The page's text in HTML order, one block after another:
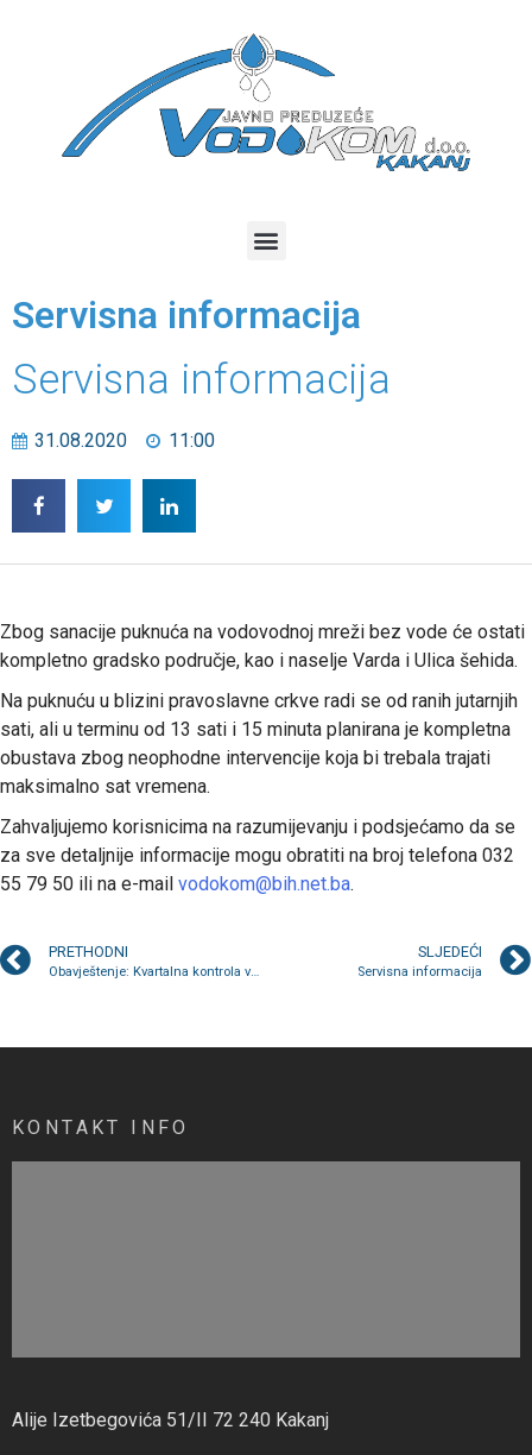
Servisna informacija
Servisna informacija
31.08.2020 11:00
Zbog sanacije puknuća na vodovodnoj mreži bez vode će ostati
kompletno gradsko područje, kao i naselje Varda i Ulica šehida.
Na puknuću u blizini pravoslavne crkve radi se od ranih jutarnjih
sati, ali u terminu od 13 sati i 15 minuta planirana je kompletna
obustava zbog neophodne intervencije koja bi trebala trajati
maksimalno sat vremena.
Zahvaljujemo korisnicima na razumijevanju i podsjećamo da se
za sve detaljnije informacije mogu obratiti na broj telefona 032
55 79 50 ili na e-mail vodokom@bih.net.ba.
PRETHODNI
Obavještenje: Kvartalna kontrola vodomjera u stanovima
SLJEDEĆI
Servisna informacija
KONTAKT INFO
Alije Izetbegovića 51/II 72 240 Kakanj